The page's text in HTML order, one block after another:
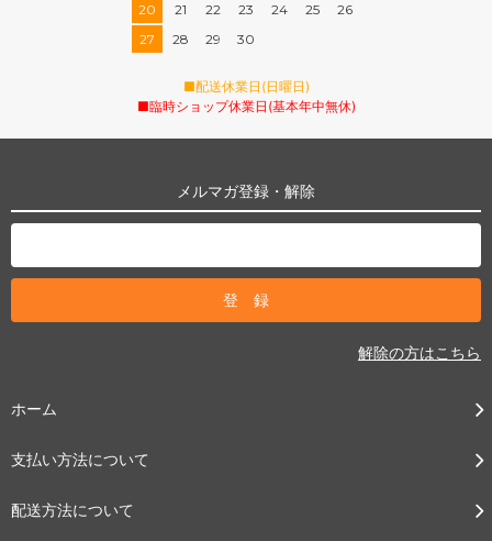
20
21 22 23 24 25
26
27
28 29 30
■配送休業日(日曜日)
■臨時ショップ休業日(基本年中無休)
メルマガ登録・解除
解除の方はこちら
ホーム
支払い方法について
配送方法について